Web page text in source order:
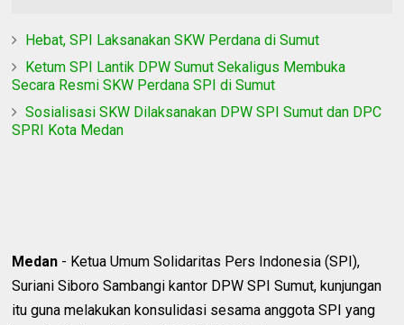
Hebat, SPI Laksanakan SKW Perdana di Sumut
Ketum SPI Lantik DPW Sumut Sekaligus Membuka
Secara Resmi SKW Perdana SPI di Sumut
Sosialisasi SKW Dilaksanakan DPW SPI Sumut dan DPC
SPRI Kota Medan
Medan - Ketua Umum Solidaritas Pers Indonesia (SPI),
Suriani Siboro Sambangi kantor DPW SPI Sumut, kunjungan
itu guna melakukan konsulidasi sesama anggota SPI yang